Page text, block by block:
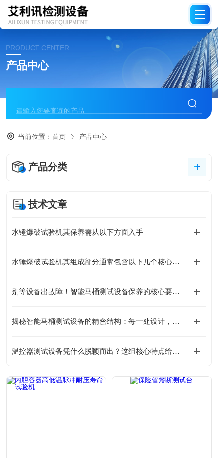
PRODUCT CENTER
产品中心
当前位置：首页 产品中心
产品分类
技术文章
水锤爆破试验机其保养需从以下方面入手
水锤爆破试验机其组成部分通常包含以下几个核心系统
别等设备出故障！智能马桶测试设备保养的核心要点，早知道早省心
揭秘智能马桶测试设备的精密结构：每一处设计，都在为精准把关！
温控器测试设备凭什么脱颖而出？这组核心特点给出答案